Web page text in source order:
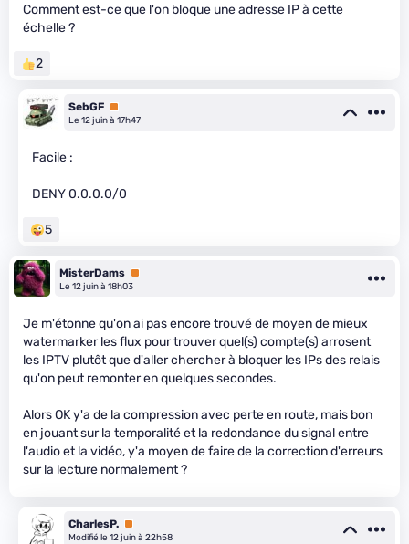
Comment est-ce que l'on bloque une adresse IP à cette
échelle ?
2
SebGF Premium
Le 12 juin à 17h47
Facile :
DENY 0.0.0.0/0
5
MisterDams Premium
Le 12 juin à 18h03
Je m'étonne qu'on ai pas encore trouvé de moyen de mieux
watermarker les flux pour trouver quel(s) compte(s) arrosent
les IPTV plutôt que d'aller chercher à bloquer les IPs des relais
qu'on peut remonter en quelques secondes.
Alors OK y'a de la compression avec perte en route, mais bon
en jouant sur la temporalité et la redondance du signal entre
l'audio et la vidéo, y'a moyen de faire de la correction d'erreurs
sur la lecture normalement ?
CharlesP. Premium
Modifié le 12 juin à 22h58